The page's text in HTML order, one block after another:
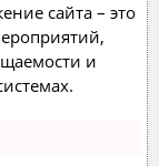
сайта – это
и